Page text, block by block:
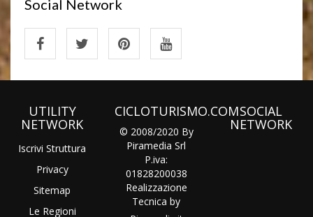
Social Network
UTILITY
NETWORK
Iscrivi Struttura
Privacy
Sitemap
Le Regioni
CICLOTURISMO.COM
© 2008/2020 By
Piramedia Srl
P.iva:
01828200038
Realizzazione
Tecnica by
SOCIAL
NETWORK